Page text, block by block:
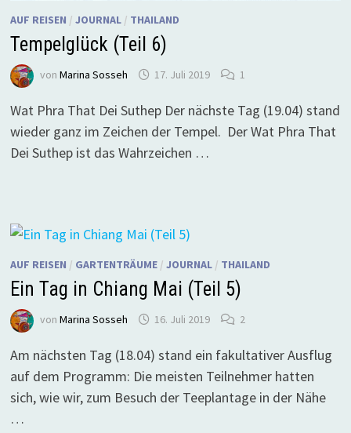
AUF REISEN / JOURNAL/ THAILAND
Tempelglück (Teil 6)
von Marina Sosseh 17. Juli 2019 1
Wat Phra That Dei Suthep Der nächste Tag (19.04) stand
wieder ganz im Zeichen der Tempel. Der Wat Phra That
Dei Suthep ist das Wahrzeichen …
AUF REISEN / GARTENTRÄUME/ JOURNAL/ THAILAND
Ein Tag in Chiang Mai (Teil 5)
von Marina Sosseh 16. Juli 2019 2
Am nächsten Tag (18.04) stand ein fakultativer Ausflug
auf dem Programm: Die meisten Teilnehmer hatten
sich, wie wir, zum Besuch der Teeplantage in der Nähe
…